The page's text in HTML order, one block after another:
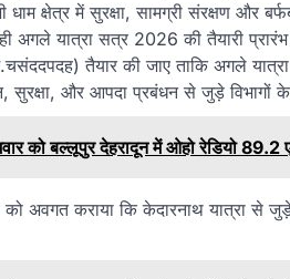
क्षेत्र में सुरक्षा, सामग्री संरक्षण और
यात्रा सत्र 2026 की तैयारी प्रारंभ
तैयार की जाए ताकि अगले
सुरक्षा, और आपदा प्रबंधन से जुड़े
को बल्लूपुर देहरादून में ओहो रेडियो
अवगत कराया कि केदारनाथ यात्रा से